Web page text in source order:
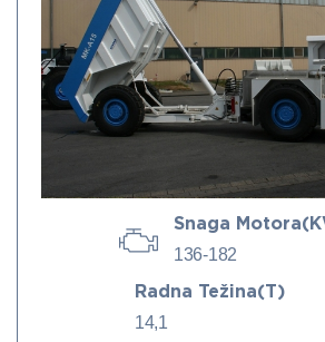
Snaga
136-182
Radna Težina(t)
14,1